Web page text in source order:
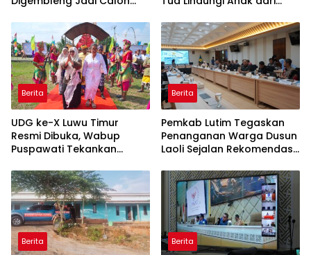
Gawai
Berita
UDG ke-X Luwu Timur
Resmi Dibuka, Wabup
Puspawati Tekankan
Berita
Pemkab Lutim Tegaskan
Penanganan Warga Dusun
Laoli Sejalan Rekomendasi
Berita Berita